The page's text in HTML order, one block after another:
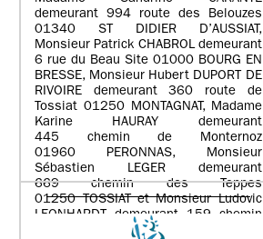
demeurant 994 route des Belouzes
01340 ST DIDIER D’AUSSIAT,
Monsieur Patrick CHABROL demeurant
6 rue du Beau Site 01000 BOURG EN
BRESSE, Monsieur Hubert DUPORT DE
RIVOIRE demeurant 360 route de
Tossiat 01250 MONTAGNAT, Madame
Karine HAURAY demeurant
445 chemin de Monternoz
01960 PERONNAS, Monsieur
Sébastien LEGER demeurant
669 chemin des Teppes
01250 TOSSIAT et Monsieur Ludovic
LEONHARDT demeurant 159 chemin
de Bret 01340 ATTIGNAT